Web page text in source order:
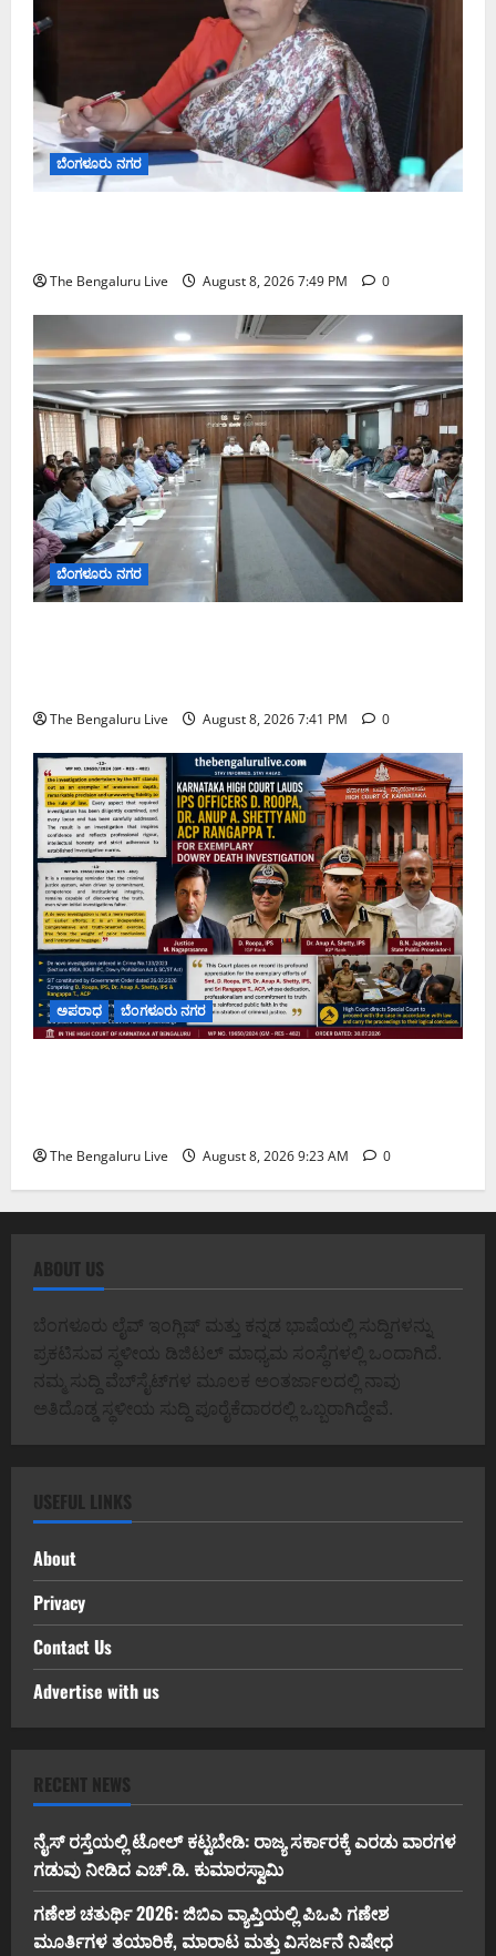
ಬೆಂಗಳೂರು ನಗರ
The Bengaluru Live August 8, 2026 7:49 PM 0
ಬೆಂಗಳೂರು ನಗರ
The Bengaluru Live August 8, 2026 7:41 PM 0
ಅಪರಾಧ ಬೆಂಗಳೂರು ನಗರ
The Bengaluru Live August 8, 2026 9:23 AM 0
ABOUT US
ಬೆಂಗಳೂರು ಲೈವ್ ಇಂಗ್ಲಿಷ್ ಮತ್ತು ಕನ್ನಡ ಭಾಷೆಯಲ್ಲಿ ಸುದ್ದಿಗಳನ್ನು
ಪ್ರಕಟಿಸುವ ಸ್ಥಳೀಯ ಡಿಜಿಟಲ್ ಮಾಧ್ಯಮ ಸಂಸ್ಥೆಗಳಲ್ಲಿ ಒಂದಾಗಿದೆ.
ನಮ್ಮ ಸುದ್ದಿ ವೆಬ್‌ಸೈಟ್‌ಗಳ ಮೂಲಕ ಅಂತರ್ಜಾಲದಲ್ಲಿ ನಾವು
ಅತಿದೊಡ್ಡ ಸ್ಥಳೀಯ ಸುದ್ದಿ ಪೂರೈಕೆದಾರರಲ್ಲಿ ಒಬ್ಬರಾಗಿದ್ದೇವೆ.
USEFUL LINKS
About
Privacy
Contact Us
Advertise with us
RECENT NEWS
ನೈಸ್ ರಸ್ತೆಯಲ್ಲಿ ಟೋಲ್ ಕಟ್ಟಬೇಡಿ: ರಾಜ್ಯ ಸರ್ಕಾರಕ್ಕೆ ಎರಡು ವಾರಗಳ
ಗಡುವು ನೀಡಿದ ಎಚ್.ಡಿ. ಕುಮಾರಸ್ವಾಮಿ
ಗಣೇಶ ಚತುರ್ಥಿ 2026: ಜಿಬಿಎ ವ್ಯಾಪ್ತಿಯಲ್ಲಿ ಪಿಒಪಿ ಗಣೇಶ
ಮೂರ್ತಿಗಳ ತಯಾರಿಕೆ, ಮಾರಾಟ ಮತ್ತು ವಿಸರ್ಜನೆ ನಿಷೇಧ